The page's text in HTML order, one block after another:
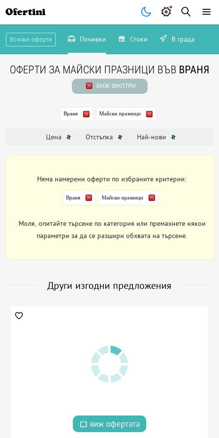
Ofertini
Всички оферти Почивки Стоки В града
ОФЕРТИ ЗА МАЙСКИ ПРАЗНИЦИ ВЪВ ВРАНЯ
ВИЖ ФИЛТРИ
Враня Майски празници
Цена Отстъпка Най-нови
Няма намерени оферти по избраните критерии:
Враня Майски празници
Моля, опитайте търсене по категория или премахнете някои
параметри за да се разшири обхвата на търсене.
Други изгодни предложения
виж офертата